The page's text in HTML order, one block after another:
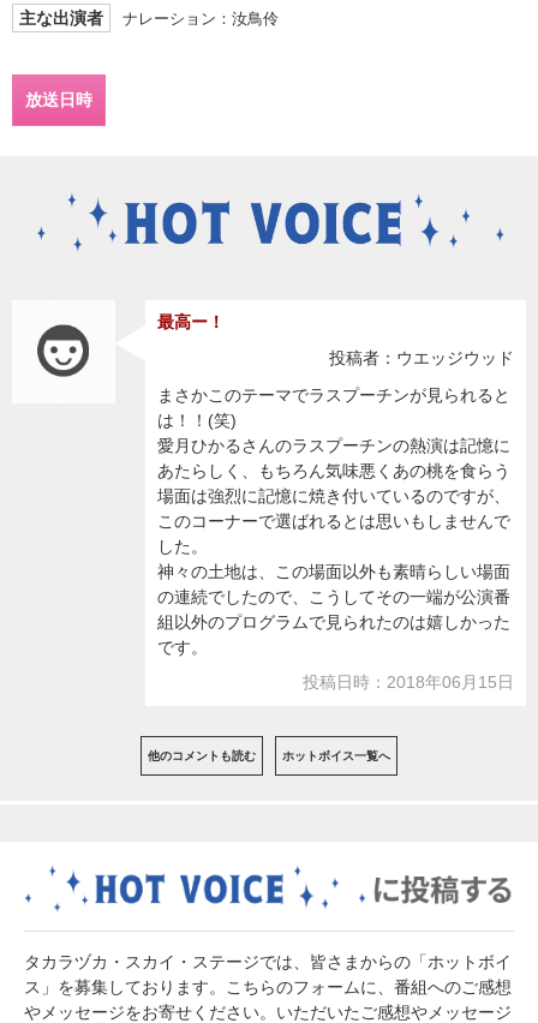
主な出演者 ナレーション：汝鳥伶
放送日時
最高ー！
投稿者：ウエッジウッド
まさかこのテーマでラスプーチンが見られると
は！！(笑)
愛月ひかるさんのラスプーチンの熱演は記憶に
あたらしく、もちろん気味悪くあの桃を食らう
場面は強烈に記憶に焼き付いているのですが、
このコーナーで選ばれるとは思いもしませんで
した。
神々の土地は、この場面以外も素晴らしい場面
の連続でしたので、こうしてその一端が公演番
組以外のプログラムで見られたのは嬉しかった
です。
投稿日時：2018年06月15日
他のコメントも読む ホットボイス一覧へ
タカラヅカ・スカイ・ステージでは、皆さまからの「ホットボイ
ス」を募集しております。こちらのフォームに、番組へのご感想
やメッセージをお寄せください。いただいたご感想やメッセージ